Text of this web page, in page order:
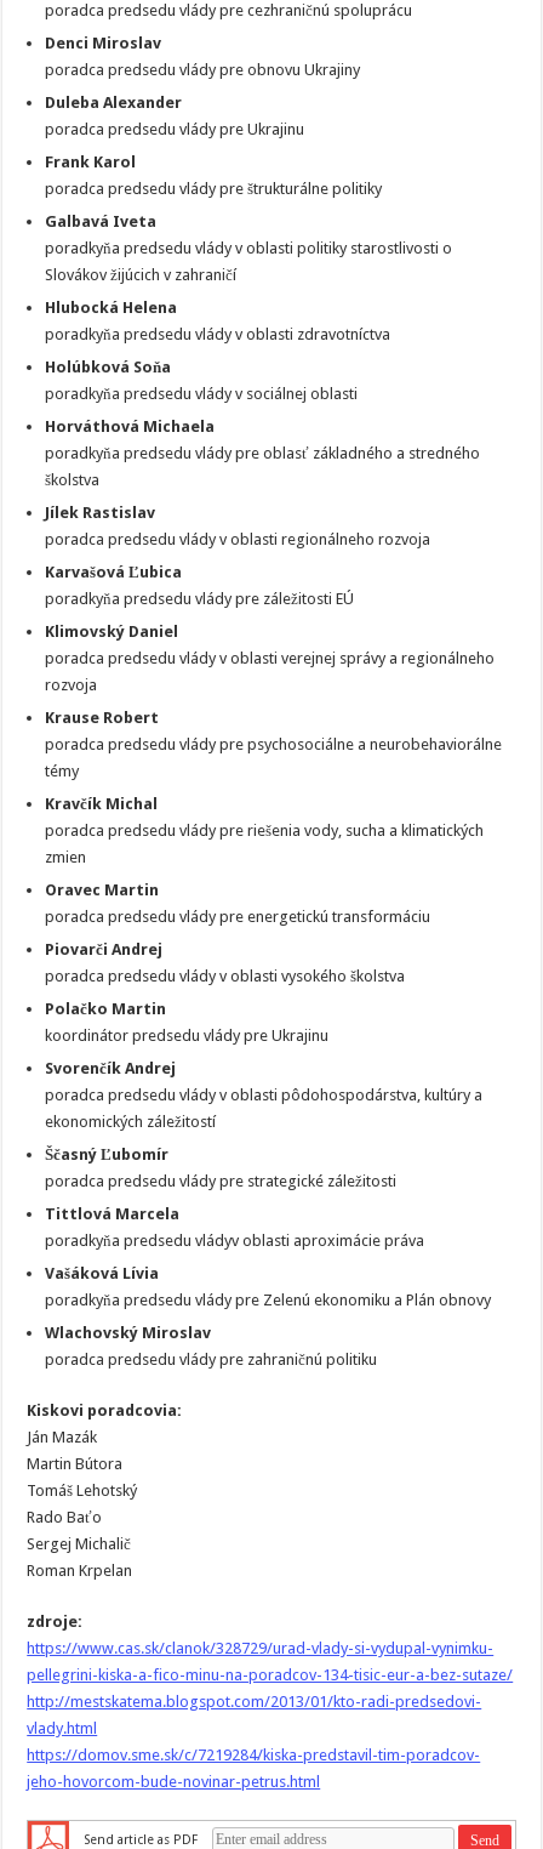
poradca predsedu vlády pre cezhraničnú spoluprácu
Denci Miroslav
poradca predsedu vlády pre obnovu Ukrajiny
Duleba Alexander
poradca predsedu vlády pre Ukrajinu
Frank Karol
poradca predsedu vlády pre štrukturálne politiky
Galbavá Iveta
poradkyňa predsedu vlády v oblasti politiky starostlivosti o
Slovákov žijúcich v zahraničí
Hlubocká Helena
poradkyňa predsedu vlády v oblasti zdravotníctva
Holúbková Soňa
poradkyňa predsedu vlády v sociálnej oblasti
Horváthová Michaela
poradkyňa predsedu vlády pre oblasť základného a stredného
školstva
Jílek Rastislav
poradca predsedu vlády v oblasti regionálneho rozvoja
Karvašová Ľubica
poradkyňa predsedu vlády pre záležitosti EÚ
Klimovský Daniel
poradca predsedu vlády v oblasti verejnej správy a regionálneho
rozvoja
Krause Robert
poradca predsedu vlády pre psychosociálne a neurobehaviorálne
témy
Kravčík Michal
poradca predsedu vlády pre riešenia vody, sucha a klimatických
zmien
Oravec Martin
poradca predsedu vlády pre energetickú transformáciu
Piovarči Andrej
poradca predsedu vlády v oblasti vysokého školstva
Polačko Martin
koordinátor predsedu vlády pre Ukrajinu
Svorenčík Andrej
poradca predsedu vlády v oblasti pôdohospodárstva, kultúry a
ekonomických záležitostí
Ščasný Ľubomír
poradca predsedu vlády pre strategické záležitosti
Tittlová Marcela
poradkyňa predsedu vládyv oblasti aproximácie práva
Vašáková Lívia
poradkyňa predsedu vlády pre Zelenú ekonomiku a Plán obnovy
Wlachovský Miroslav
poradca predsedu vlády pre zahraničnú politiku
Kiskovi poradcovia:
Ján Mazák
Martin Bútora
Tomáš Lehotský
Rado Baťo
Sergej Michalič
Roman Krpelan
zdroje:
https://www.cas.sk/clanok/328729/urad-vlady-si-vydupal-vynimku-
pellegrini-kiska-a-fico-minu-na-poradcov-134-tisic-eur-a-bez-sutaze/
http://mestskatema.blogspot.com/2013/01/kto-radi-predsedovi-
vlady.html
https://domov.sme.sk/c/7219284/kiska-predstavil-tim-poradcov-
jeho-hovorcom-bude-novinar-petrus.html
Send article as PDF